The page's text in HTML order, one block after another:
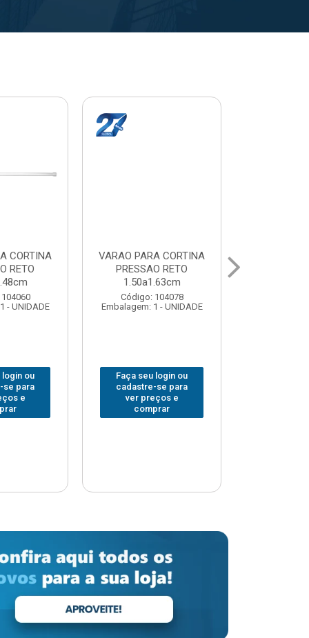
CORTINA
RETO
- UNIDADE
login ou
se para
e
VARAL PARA TETO
MAXEB ACO 1.40m
Código: 104086
Embalagem: 1 - UNIDADE
Faça seu login ou
cadastre-se para
ver preços e
comprar